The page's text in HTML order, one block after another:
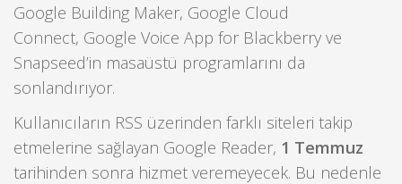
Google Building Maker, Google Cloud
Connect, Google Voice App for Blackberry ve
Snapseed’in masaüstü programlarını da
sonlandırıyor.
Kullanıcıların RSS üzerinden farklı siteleri takip
etmelerine sağlayan Google Reader, 1 Temmuz
tarihinden sonra hizmet veremeyecek. Bu nedenle